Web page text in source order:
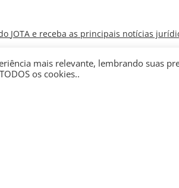
JOTA e receba as principais notícias
conversar sobre o assunto de
mais relevante, lembrando suas
os cookies..